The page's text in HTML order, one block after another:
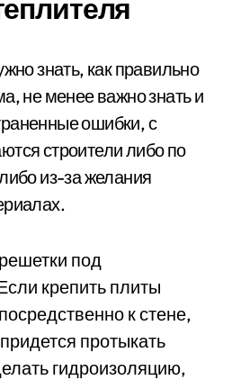
знать, как правильно
не менее важно знать и
ошибки, с
строители либо по
из-за желания
под
крепить плиты
к стене,
протыкать
гидроизоляцию,